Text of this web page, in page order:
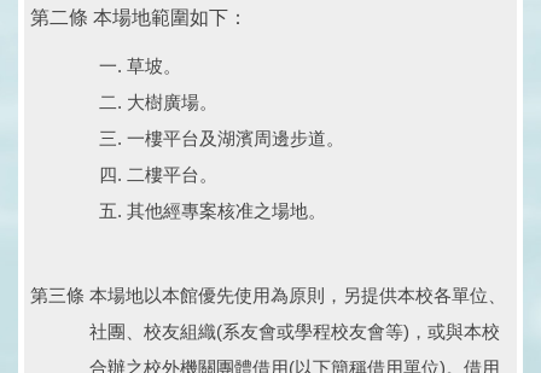
第二條 本場地範圍如下：
草坡。
大樹廣場。
一樓平台及湖濱周邊步道。
二樓平台。
其他經專案核准之場地。
第三條 本場地以本館優先使用為原則，另提供本校各單位、
社團、校友組織(系友會或學程校友會等)，或與本校
合辦之校外機關團體借用(以下簡稱借用單位)。借用